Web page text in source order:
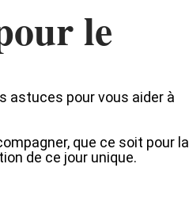
le
astuces pour vous aider à
que ce soit pour la
de ce jour unique.